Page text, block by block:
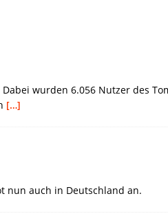
wurden 6.056 Nutzer des
[…]
nun auch in Deutschland an.